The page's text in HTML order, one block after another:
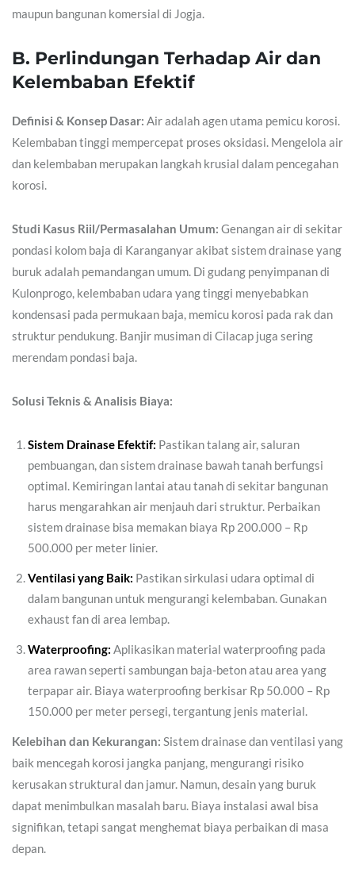
maupun bangunan komersial di Jogja.
B. Perlindungan Terhadap Air dan
Kelembaban Efektif
Definisi & Konsep Dasar: Air adalah agen utama pemicu korosi.
Kelembaban tinggi mempercepat proses oksidasi. Mengelola air
dan kelembaban merupakan langkah krusial dalam pencegahan
korosi.
Studi Kasus Riil/Permasalahan Umum: Genangan air di sekitar
pondasi kolom baja di Karanganyar akibat sistem drainase yang
buruk adalah pemandangan umum. Di gudang penyimpanan di
Kulonprogo, kelembaban udara yang tinggi menyebabkan
kondensasi pada permukaan baja, memicu korosi pada rak dan
struktur pendukung. Banjir musiman di Cilacap juga sering
merendam pondasi baja.
Solusi Teknis & Analisis Biaya:
Sistem Drainase Efektif: Pastikan talang air, saluran
pembuangan, dan sistem drainase bawah tanah berfungsi
optimal. Kemiringan lantai atau tanah di sekitar bangunan
harus mengarahkan air menjauh dari struktur. Perbaikan
sistem drainase bisa memakan biaya Rp 200.000 – Rp
500.000 per meter linier.
Ventilasi yang Baik: Pastikan sirkulasi udara optimal di
dalam bangunan untuk mengurangi kelembaban. Gunakan
exhaust fan di area lembap.
Waterproofing: Aplikasikan material waterproofing pada
area rawan seperti sambungan baja-beton atau area yang
terpapar air. Biaya waterproofing berkisar Rp 50.000 – Rp
150.000 per meter persegi, tergantung jenis material.
Kelebihan dan Kekurangan: Sistem drainase dan ventilasi yang
baik mencegah korosi jangka panjang, mengurangi risiko
kerusakan struktural dan jamur. Namun, desain yang buruk
dapat menimbulkan masalah baru. Biaya instalasi awal bisa
signifikan, tetapi sangat menghemat biaya perbaikan di masa
depan.